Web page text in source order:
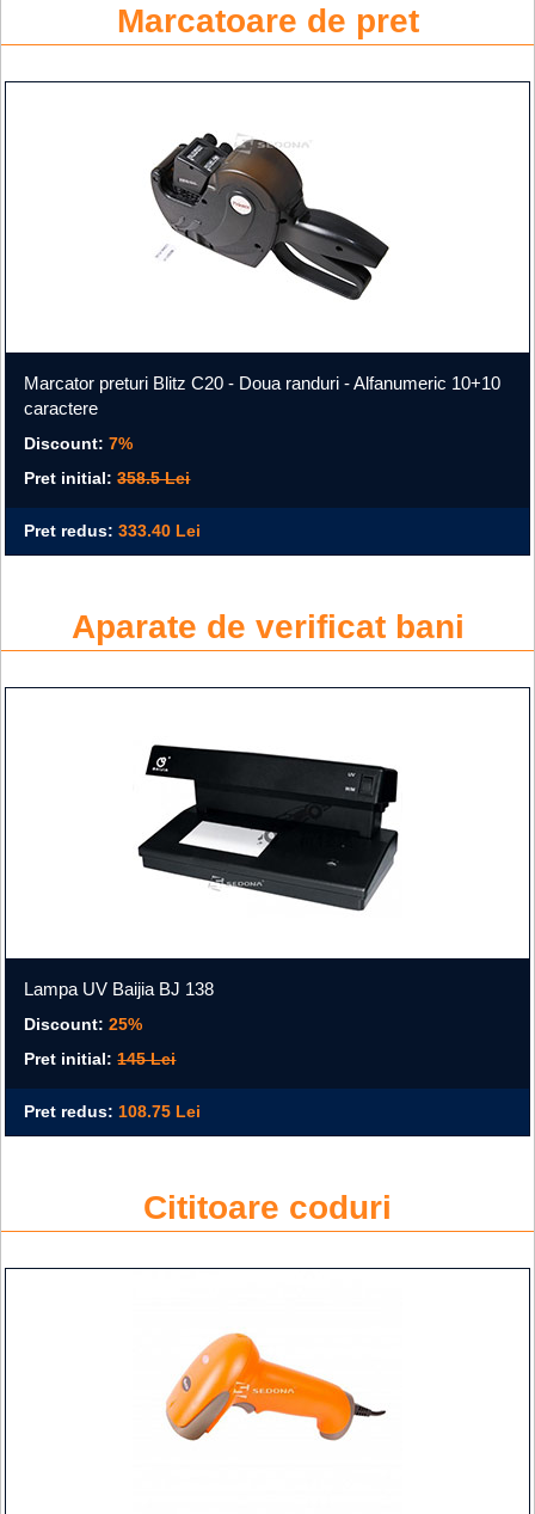
Marcatoare de pret
Marcator preturi Blitz C20 - Doua randuri - Alfanumeric 10+10
caractere
Discount:7%
Pret initial:358.5 Lei
Pret redus:333.40 Lei
Aparate de verificat bani
Lampa UV Baijia BJ 138
Discount:25%
Pret initial:145 Lei
Pret redus: 108.75 Lei
Cititoare coduri